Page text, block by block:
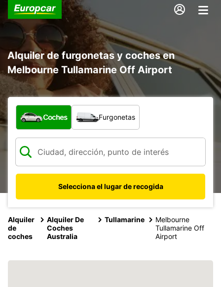
Alquiler de furgonetas y coches en
Melbourne Tullamarine Off Airport
¿Qué tipo de vehículo?
Coches Furgonetas
Selecciona el lugar de recogida
Alquiler
de
coches
Alquiler De
Coches
Australia
Tullamarine
Melbourne
Tullamarine Off
Airport